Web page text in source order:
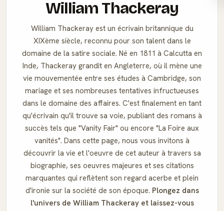
William Thackeray
William Thackeray est un écrivain britannique du
XIXème siècle, reconnu pour son talent dans le
domaine de la satire sociale. Né en 1811 à Calcutta en
Inde, Thackeray grandit en Angleterre, où il mène une
vie mouvementée entre ses études à Cambridge, son
mariage et ses nombreuses tentatives infructueuses
dans le domaine des affaires. C'est finalement en tant
qu'écrivain qu'il trouve sa voie, publiant des romans à
succès tels que "Vanity Fair" ou encore "La Foire aux
vanités". Dans cette page, nous vous invitons à
découvrir la vie et l'oeuvre de cet auteur à travers sa
biographie, ses oeuvres majeures et ses citations
marquantes qui reflètent son regard acerbe et plein
d'ironie sur la société de son époque. Plongez dans
l'univers de William Thackeray et laissez-vous